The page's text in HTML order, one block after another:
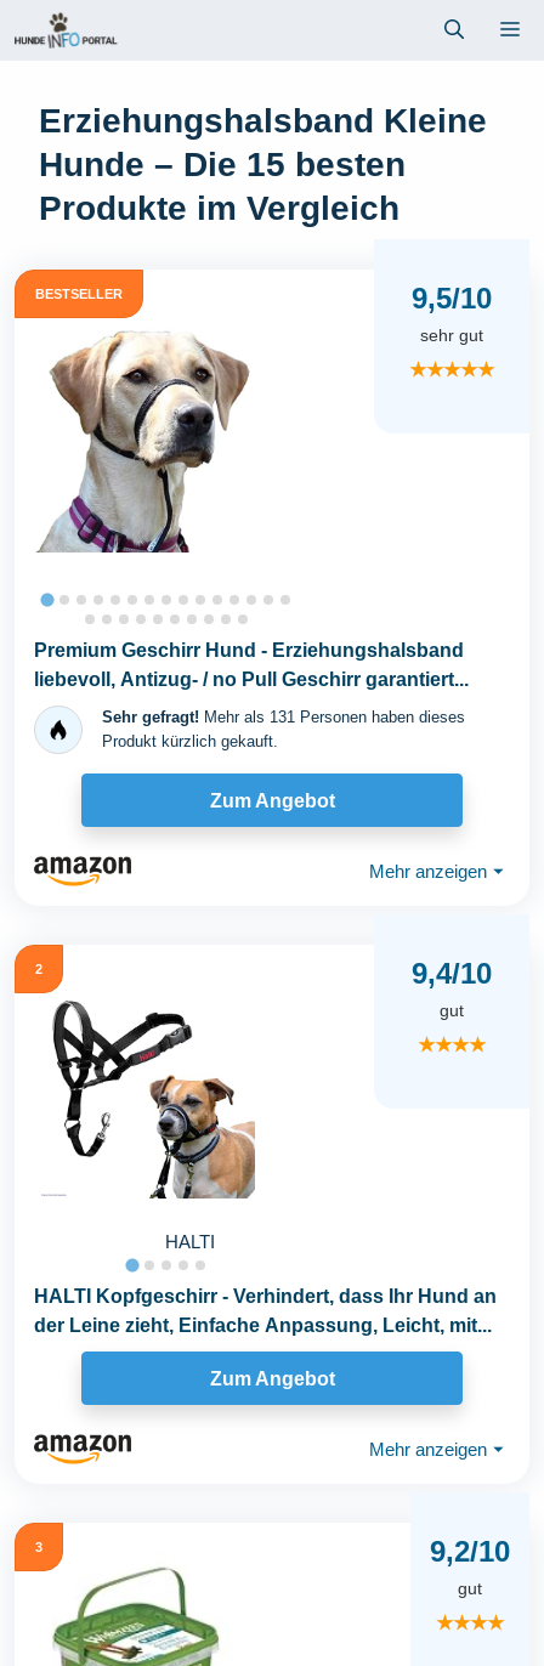
Inhalt
Erziehungshalsband Kleine
Hunde – Die 15 besten
Produkte im Vergleich
BESTSELLER 9,5/10
sehr gut
★★★★★
Premium Geschirr Hund - Erziehungshalsband
liebevoll, Antizug- / no Pull Geschirr garantiert...
Sehr gefragt! Mehr als 131 Personen haben dieses
Produkt kürzlich gekauft.
Zum Angebot
Mehr anzeigen ⏷
2
HALTI
9,4/10
gut
★★★★
HALTI Kopfgeschirr - Verhindert, dass Ihr Hund an
der Leine zieht, Einfache Anpassung, Leicht, mit...
Zum Angebot
Mehr anzeigen ⏷
3 9,2/10
gut
★★★★